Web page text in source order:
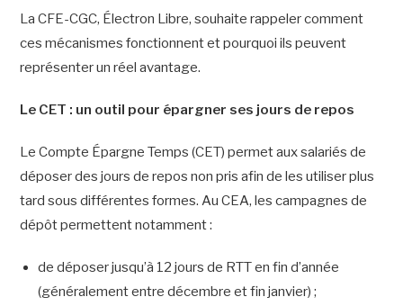
La CFE-CGC, Électron Libre, souhaite rappeler comment
ces mécanismes fonctionnent et pourquoi ils peuvent
représenter un réel avantage.
Le CET : un outil pour épargner ses jours de repos
Le Compte Épargne Temps (CET) permet aux salariés de
déposer des jours de repos non pris afin de les utiliser plus
tard sous différentes formes. Au CEA, les campagnes de
dépôt permettent notamment :
de déposer jusqu’à 12 jours de RTT en fin d’année
(généralement entre décembre et fin janvier) ;